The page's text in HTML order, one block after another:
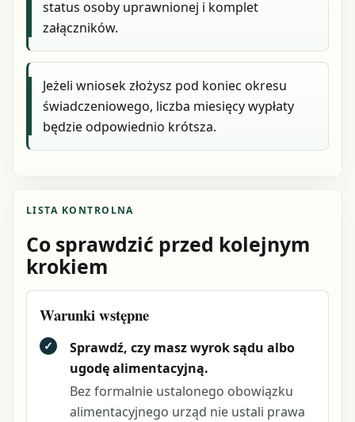
status osoby uprawnionej i komplet
załączników.
Jeżeli wniosek złożysz pod koniec okresu
świadczeniowego, liczba miesięcy wypłaty
będzie odpowiednio krótsza.
LISTA KONTROLNA
Co sprawdzić przed kolejnym
krokiem
Warunki wstępne
✓
Sprawdź, czy masz wyrok sądu albo
ugodę alimentacyjną.
Bez formalnie ustalonego obowiązku
alimentacyjnego urząd nie ustali prawa